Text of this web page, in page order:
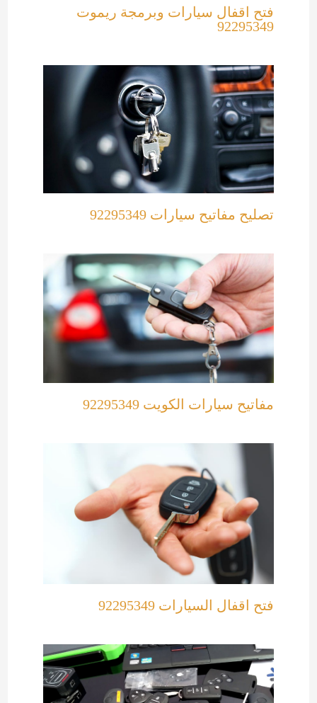
فتح اقفال سيارات وبرمجة ريموت
92295349
تصليح مفاتيح سيارات 92295349
مفاتيح سيارات الكويت 92295349
فتح اقفال السيارات 92295349